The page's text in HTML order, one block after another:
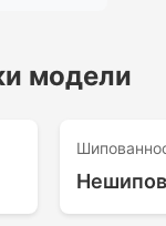
модели